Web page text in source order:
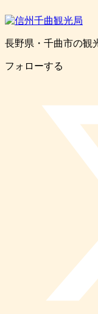
長野県・千曲市の観
フォローする